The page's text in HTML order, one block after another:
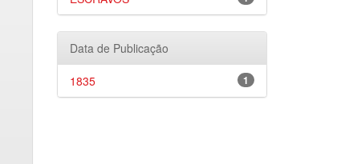
Data de Publicação
1
1835